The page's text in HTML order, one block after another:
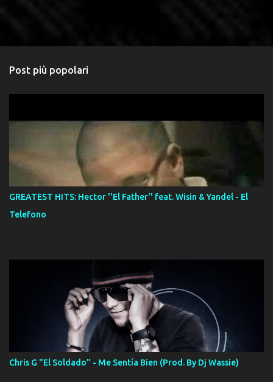
Post più popolari
GREATEST HITS: Hector ''El Father'' feat. Wisin & Yandel - El
Telefono
Chris G "El Soldado" - Me Sentía Bien (Prod. By Dj Wassie)